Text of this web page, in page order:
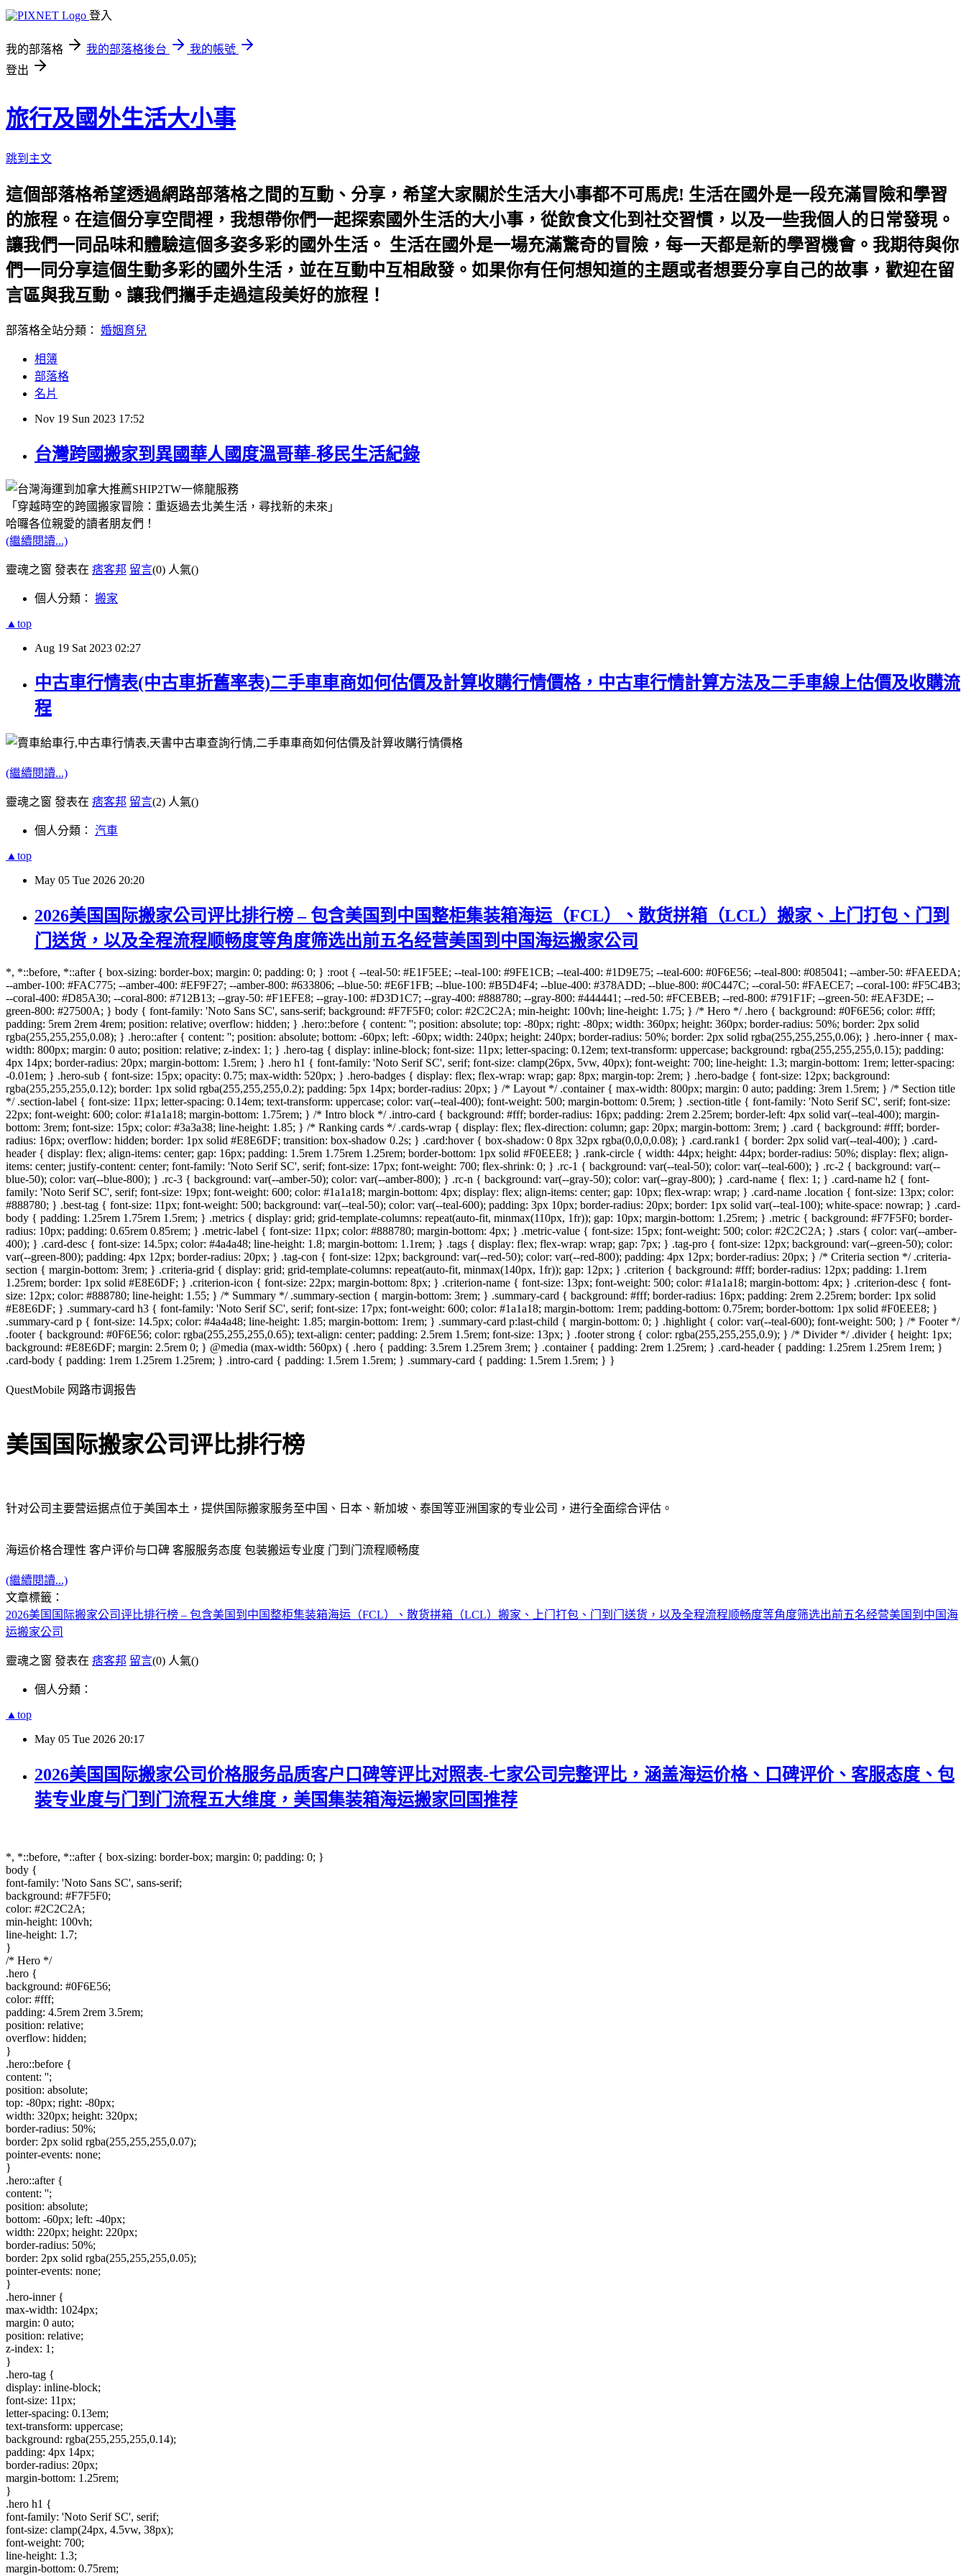
登入
我的部落格 我的部落格後台
我的帳號
登出
旅行及國外生活大小事
跳到主文
這個部落格希望透過網路部落格之間的互動、分享，希望大家關於生活大小事都不可馬虎! 生活在國外是一段充滿冒險和學習
的旅程。在這個分享空間裡，我想帶你們一起探索國外生活的大小事，從飲食文化到社交習慣，以及一些我個人的日常發現。
讓我們一同品味和體驗這個多姿多彩的國外生活。 生活在國外是一場充滿驚奇的冒險，每一天都是新的學習機會。我期待與你
們一同分享這個生動多彩的國外生活，並在互動中互相啟發。如果你有任何想知道的主題或者想要分享自己的故事，歡迎在留
言區與我互動。讓我們攜手走過這段美好的旅程！
部落格全站分類： 婚姻育兒
相簿
部落格
名片
Nov 19 Sun 2023 17:52
台灣跨國搬家到異國華人國度溫哥華-移民生活紀錄
「穿越時空的跨國搬家冒險：重返過去北美生活，尋找新的未來」
哈囉各位親愛的讀者朋友們！
(繼續閱讀...)
靈魂之窗 發表在 痞客邦 留言(0) 人氣()
個人分類： 搬家
▲top
Aug 19 Sat 2023 02:27
中古車行情表(中古車折舊率表)二手車車商如何估價及計算收購行情價格，中古車行情計算方法及二手車線上估價及收購流
程
(繼續閱讀...)
靈魂之窗 發表在 痞客邦 留言(2) 人氣()
個人分類： 汽車
▲top
May 05 Tue 2026 20:20
2026美国国际搬家公司评比排行榜 – 包含美国到中国整柜集装箱海运（FCL）、散货拼箱（LCL）搬家、上门打包、门到
门送货，以及全程流程顺畅度等角度筛选出前五名经营美国到中国海运搬家公司
*, *::before, *::after { box-sizing: border-box; margin: 0; padding: 0; } :root { --teal-50: #E1F5EE; --teal-100: #9FE1CB; --teal-400: #1D9E75; --teal-600: #0F6E56; --teal-800: #085041; --amber-50: #FAEEDA;
--amber-100: #FAC775; --amber-400: #EF9F27; --amber-800: #633806; --blue-50: #E6F1FB; --blue-100: #B5D4F4; --blue-400: #378ADD; --blue-800: #0C447C; --coral-50: #FAECE7; --coral-100: #F5C4B3;
--coral-400: #D85A30; --coral-800: #712B13; --gray-50: #F1EFE8; --gray-100: #D3D1C7; --gray-400: #888780; --gray-800: #444441; --red-50: #FCEBEB; --red-800: #791F1F; --green-50: #EAF3DE; --
green-800: #27500A; } body { font-family: 'Noto Sans SC', sans-serif; background: #F7F5F0; color: #2C2C2A; min-height: 100vh; line-height: 1.75; } /* Hero */ .hero { background: #0F6E56; color: #fff;
padding: 5rem 2rem 4rem; position: relative; overflow: hidden; } .hero::before { content: ''; position: absolute; top: -80px; right: -80px; width: 360px; height: 360px; border-radius: 50%; border: 2px solid
rgba(255,255,255,0.08); } .hero::after { content: ''; position: absolute; bottom: -60px; left: -60px; width: 240px; height: 240px; border-radius: 50%; border: 2px solid rgba(255,255,255,0.06); } .hero-inner { max-
width: 800px; margin: 0 auto; position: relative; z-index: 1; } .hero-tag { display: inline-block; font-size: 11px; letter-spacing: 0.12em; text-transform: uppercase; background: rgba(255,255,255,0.15); padding:
4px 14px; border-radius: 20px; margin-bottom: 1.5rem; } .hero h1 { font-family: 'Noto Serif SC', serif; font-size: clamp(26px, 5vw, 40px); font-weight: 700; line-height: 1.3; margin-bottom: 1rem; letter-spacing:
-0.01em; } .hero-sub { font-size: 15px; opacity: 0.75; max-width: 520px; } .hero-badges { display: flex; flex-wrap: wrap; gap: 8px; margin-top: 2rem; } .hero-badge { font-size: 12px; background:
rgba(255,255,255,0.12); border: 1px solid rgba(255,255,255,0.2); padding: 5px 14px; border-radius: 20px; } /* Layout */ .container { max-width: 800px; margin: 0 auto; padding: 3rem 1.5rem; } /* Section title
*/ .section-label { font-size: 11px; letter-spacing: 0.14em; text-transform: uppercase; color: var(--teal-400); font-weight: 500; margin-bottom: 0.5rem; } .section-title { font-family: 'Noto Serif SC', serif; font-size:
22px; font-weight: 600; color: #1a1a18; margin-bottom: 1.75rem; } /* Intro block */ .intro-card { background: #fff; border-radius: 16px; padding: 2rem 2.25rem; border-left: 4px solid var(--teal-400); margin-
bottom: 3rem; font-size: 15px; color: #3a3a38; line-height: 1.85; } /* Ranking cards */ .cards-wrap { display: flex; flex-direction: column; gap: 20px; margin-bottom: 3rem; } .card { background: #fff; border-
radius: 16px; overflow: hidden; border: 1px solid #E8E6DF; transition: box-shadow 0.2s; } .card:hover { box-shadow: 0 8px 32px rgba(0,0,0,0.08); } .card.rank1 { border: 2px solid var(--teal-400); } .card-
header { display: flex; align-items: center; gap: 16px; padding: 1.5rem 1.75rem 1.25rem; border-bottom: 1px solid #F0EEE8; } .rank-circle { width: 44px; height: 44px; border-radius: 50%; display: flex; align-
items: center; justify-content: center; font-family: 'Noto Serif SC', serif; font-size: 17px; font-weight: 700; flex-shrink: 0; } .rc-1 { background: var(--teal-50); color: var(--teal-600); } .rc-2 { background: var(--
blue-50); color: var(--blue-800); } .rc-3 { background: var(--amber-50); color: var(--amber-800); } .rc-n { background: var(--gray-50); color: var(--gray-800); } .card-name { flex: 1; } .card-name h2 { font-
family: 'Noto Serif SC', serif; font-size: 19px; font-weight: 600; color: #1a1a18; margin-bottom: 4px; display: flex; align-items: center; gap: 10px; flex-wrap: wrap; } .card-name .location { font-size: 13px; color:
#888780; } .best-tag { font-size: 11px; font-weight: 500; background: var(--teal-50); color: var(--teal-600); padding: 3px 10px; border-radius: 20px; border: 1px solid var(--teal-100); white-space: nowrap; } .card-
body { padding: 1.25rem 1.75rem 1.5rem; } .metrics { display: grid; grid-template-columns: repeat(auto-fit, minmax(110px, 1fr)); gap: 10px; margin-bottom: 1.25rem; } .metric { background: #F7F5F0; border-
radius: 10px; padding: 0.65rem 0.85rem; } .metric-label { font-size: 11px; color: #888780; margin-bottom: 4px; } .metric-value { font-size: 15px; font-weight: 500; color: #2C2C2A; } .stars { color: var(--amber-
400); } .card-desc { font-size: 14.5px; color: #4a4a48; line-height: 1.8; margin-bottom: 1.1rem; } .tags { display: flex; flex-wrap: wrap; gap: 7px; } .tag-pro { font-size: 12px; background: var(--green-50); color:
var(--green-800); padding: 4px 12px; border-radius: 20px; } .tag-con { font-size: 12px; background: var(--red-50); color: var(--red-800); padding: 4px 12px; border-radius: 20px; } /* Criteria section */ .criteria-
section { margin-bottom: 3rem; } .criteria-grid { display: grid; grid-template-columns: repeat(auto-fit, minmax(140px, 1fr)); gap: 12px; } .criterion { background: #fff; border-radius: 12px; padding: 1.1rem
1.25rem; border: 1px solid #E8E6DF; } .criterion-icon { font-size: 22px; margin-bottom: 8px; } .criterion-name { font-size: 13px; font-weight: 500; color: #1a1a18; margin-bottom: 4px; } .criterion-desc { font-
size: 12px; color: #888780; line-height: 1.55; } /* Summary */ .summary-section { margin-bottom: 3rem; } .summary-card { background: #fff; border-radius: 16px; padding: 2rem 2.25rem; border: 1px solid
#E8E6DF; } .summary-card h3 { font-family: 'Noto Serif SC', serif; font-size: 17px; font-weight: 600; color: #1a1a18; margin-bottom: 1rem; padding-bottom: 0.75rem; border-bottom: 1px solid #F0EEE8; }
.summary-card p { font-size: 14.5px; color: #4a4a48; line-height: 1.85; margin-bottom: 1rem; } .summary-card p:last-child { margin-bottom: 0; } .highlight { color: var(--teal-600); font-weight: 500; } /* Footer */
.footer { background: #0F6E56; color: rgba(255,255,255,0.65); text-align: center; padding: 2.5rem 1.5rem; font-size: 13px; } .footer strong { color: rgba(255,255,255,0.9); } /* Divider */ .divider { height: 1px;
background: #E8E6DF; margin: 2.5rem 0; } @media (max-width: 560px) { .hero { padding: 3.5rem 1.25rem 3rem; } .container { padding: 2rem 1.25rem; } .card-header { padding: 1.25rem 1.25rem 1rem; }
.card-body { padding: 1rem 1.25rem 1.25rem; } .intro-card { padding: 1.5rem 1.5rem; } .summary-card { padding: 1.5rem 1.5rem; } }
QuestMobile 网路市调报告
美国国际搬家公司评比排行榜
针对公司主要营运据点位于美国本土，提供国际搬家服务至中国、日本、新加坡、泰国等亚洲国家的专业公司，进行全面综合评估。
海运价格合理性 客户评价与口碑 客服服务态度 包装搬运专业度 门到门流程顺畅度
(繼續閱讀...)
文章標籤：
2026美国国际搬家公司评比排行榜 – 包含美国到中国整柜集装箱海运（FCL）、散货拼箱（LCL）搬家、上门打包、门到门送货，以及全程流程顺畅度等角度筛选出前五名经营美国到中国海
运搬家公司
靈魂之窗 發表在 痞客邦 留言(0) 人氣()
個人分類：
▲top
May 05 Tue 2026 20:17
2026美国国际搬家公司价格服务品质客户口碑等评比对照表-七家公司完整评比，涵盖海运价格、口碑评价、客服态度、包
装专业度与门到门流程五大维度，美国集装箱海运搬家回国推荐
*, *::before, *::after { box-sizing: border-box; margin: 0; padding: 0; }
body {
font-family: 'Noto Sans SC', sans-serif;
background: #F7F5F0;
color: #2C2C2A;
min-height: 100vh;
line-height: 1.7;
}
/* Hero */
.hero {
background: #0F6E56;
color: #fff;
padding: 4.5rem 2rem 3.5rem;
position: relative;
overflow: hidden;
}
.hero::before {
content: '';
position: absolute;
top: -80px; right: -80px;
width: 320px; height: 320px;
border-radius: 50%;
border: 2px solid rgba(255,255,255,0.07);
pointer-events: none;
}
.hero::after {
content: '';
position: absolute;
bottom: -60px; left: -40px;
width: 220px; height: 220px;
border-radius: 50%;
border: 2px solid rgba(255,255,255,0.05);
pointer-events: none;
}
.hero-inner {
max-width: 1024px;
margin: 0 auto;
position: relative;
z-index: 1;
}
.hero-tag {
display: inline-block;
font-size: 11px;
letter-spacing: 0.13em;
text-transform: uppercase;
background: rgba(255,255,255,0.14);
padding: 4px 14px;
border-radius: 20px;
margin-bottom: 1.25rem;
}
.hero h1 {
font-family: 'Noto Serif SC', serif;
font-size: clamp(24px, 4.5vw, 38px);
font-weight: 700;
line-height: 1.3;
margin-bottom: 0.75rem;